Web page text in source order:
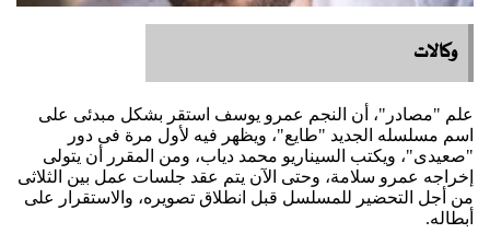
وكالات
علم "مصادر"، أن النجم عمرو يوسف استقر بشكل مبدئى على
اسم مسلسله الجديد "طايع"، ويظهر فيه لأول مرة فى دور
"صعيدى"، ويكتب السيناريو محمد دياب، ومن المقرر أن يتولى
إخراجه عمرو سلامة، وحتى الآن يتم عقد جلسات عمل بين الثلاثى
من أجل التحضير للمسلسل قبل انطلاق تصويره، والاستقرار على
أبطاله.